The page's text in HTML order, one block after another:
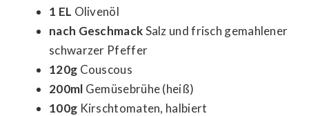
1 EL Olivenöl
nach GeschmackSalz und frisch gemahlener
schwarzer Pfeffer
120g Couscous
200ml Gemüsebrühe (heiß)
100g Kirschtomaten, halbiert